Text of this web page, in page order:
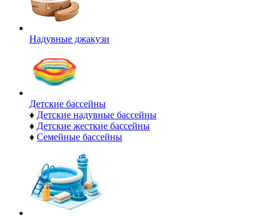
Надувные джакузи
Детские бассейны
♦ Детские надувные бассейны
♦ Детские жесткие бассейны
♦ Семейные бассейны